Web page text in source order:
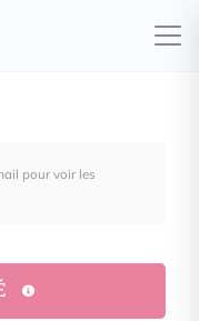
pour voir les